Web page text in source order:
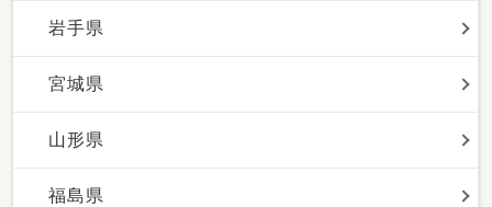
岩手県
宮城県
山形県
福島県